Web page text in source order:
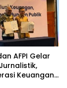
AFPI Gelar
Keuangan